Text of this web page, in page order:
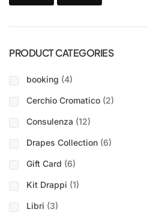
PRODUCT CATEGORIES
booking (4)
Cerchio Cromatico (2)
Consulenza (12)
Drapes Collection (6)
Gift Card (6)
Kit Drappi (1)
Libri (3)